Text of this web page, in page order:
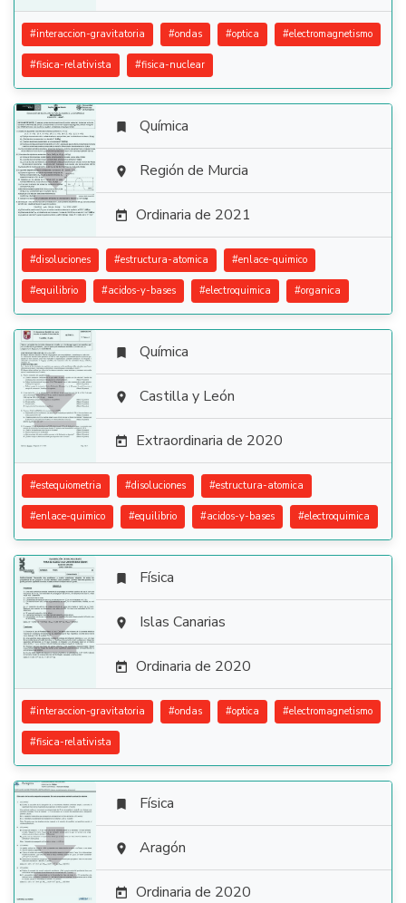
#interaccion-gravitatoria #ondas #optica #electromagnetismo
#fisica-relativista #fisica-nuclear

 Química
 Región de Murcia
 Ordinaria de 2021
#disoluciones #estructura-atomica #enlace-quimico
#equilibrio #acidos-y-bases #electroquimica #organica

 Química
 Castilla y León
 Extraordinaria de 2020
#estequiometria #disoluciones #estructura-atomica
#enlace-quimico #equilibrio #acidos-y-bases #electroquimica

 Física
 Islas Canarias
 Ordinaria de 2020
#interaccion-gravitatoria #ondas #optica #electromagnetismo
#fisica-relativista

 Física
 Aragón
 Ordinaria de 2020